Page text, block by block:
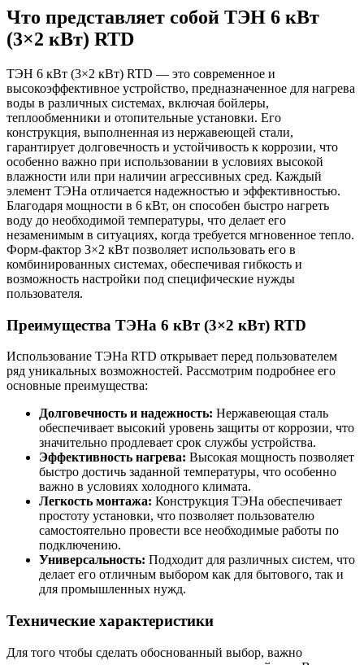
Что представляет собой ТЭН 6 кВт
(3×2 кВт) RTD
ТЭН 6 кВт (3×2 кВт) RTD — это современное и
высокоэффективное устройство, предназначенное для нагрева
воды в различных системах, включая бойлеры,
теплообменники и отопительные установки. Его
конструкция, выполненная из нержавеющей стали,
гарантирует долговечность и устойчивость к коррозии, что
особенно важно при использовании в условиях высокой
влажности или при наличии агрессивных сред. Каждый
элемент ТЭНа отличается надежностью и эффективностью.
Благодаря мощности в 6 кВт, он способен быстро нагреть
воду до необходимой температуры, что делает его
незаменимым в ситуациях, когда требуется мгновенное тепло.
Форм-фактор 3×2 кВт позволяет использовать его в
комбинированных системах, обеспечивая гибкость и
возможность настройки под специфические нужды
пользователя.
Преимущества ТЭНа 6 кВт (3×2 кВт) RTD
Использование ТЭНа RTD открывает перед пользователем
ряд уникальных возможностей. Рассмотрим подробнее его
основные преимущества:
Долговечность и надежность: Нержавеющая сталь
обеспечивает высокий уровень защиты от коррозии, что
значительно продлевает срок службы устройства.
Эффективность нагрева: Высокая мощность позволяет
быстро достичь заданной температуры, что особенно
важно в условиях холодного климата.
Легкость монтажа: Конструкция ТЭНа обеспечивает
простоту установки, что позволяет пользователю
самостоятельно провести все необходимые работы по
подключению.
Универсальность: Подходит для различных систем, что
делает его отличным выбором как для бытового, так и
для промышленных нужд.
Технические характеристики
Для того чтобы сделать обоснованный выбор, важно